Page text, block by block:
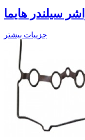
جزییات بیشتر